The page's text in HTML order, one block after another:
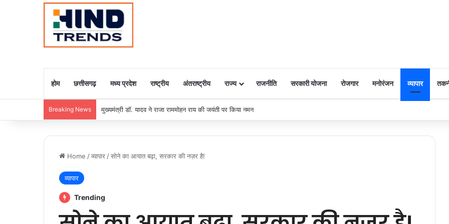
होम छत्तीसगढ़ मध्य प्रदेश राष्ट्रीय अंतराष्ट्रीय राज्य राजनीति सरकारी योजना रोजगार मनोरंजन व्यापार
Breaking News मुख्यमंत्री डॉ. मोहन यादव से केंद्रीय पर्यावरण, वन एवं जलवायु परिवर्तन मंत्री श्री भूपेन्द्र यादव ने शुक्रवार को मुख्यमंत्री निवास पर सौजन्य भेंट की।
Home /व्यापार /सोने का आयात बढ़ा, सरकार की नज़र है!
व्यापार
Trending